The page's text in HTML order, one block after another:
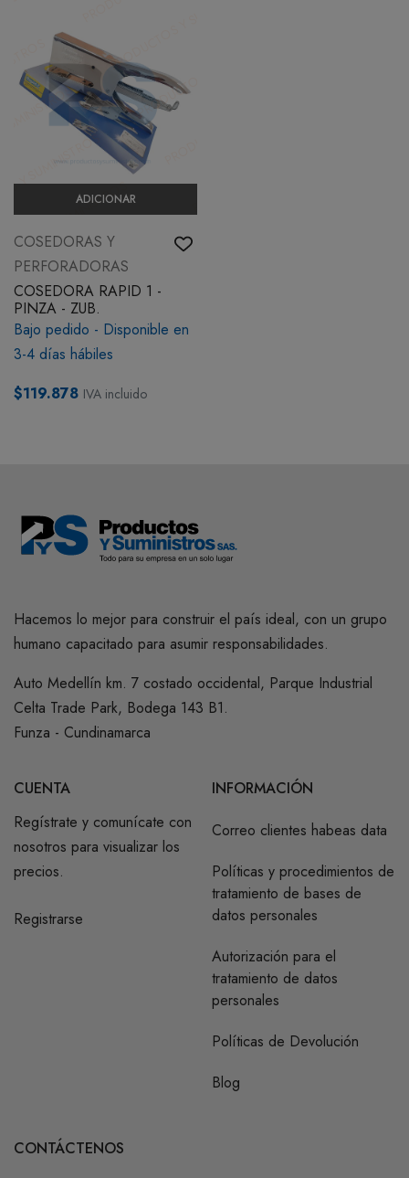
ADICIONAR
COSEDORAS Y
PERFORADORAS
COSEDORA RAPID 1 -
PINZA - ZUB.
Bajo pedido - Disponible en
3-4 días hábiles
$119.878 IVA incluido
Hacemos lo mejor para construir el país ideal, con un grupo
humano capacitado para asumir responsabilidades.
Auto Medellín km. 7 costado occidental, Parque Industrial
Celta Trade Park, Bodega 143 B1.
Funza - Cundinamarca
CUENTA
Regístrate y comunícate con
nosotros para visualizar los
precios.
Registrarse
INFORMACIÓN
Correo clientes habeas data
Políticas y procedimientos de
tratamiento de bases de
datos personales
Autorización para el
tratamiento de datos
personales
Políticas de Devolución
Blog
CONTÁCTENOS